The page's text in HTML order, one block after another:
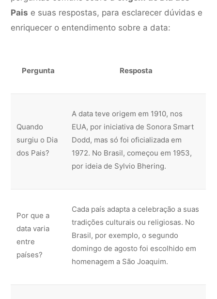
Pais e suas respostas, para esclarecer dúvidas e
enriquecer o entendimento sobre a data:
Pergunta Resposta
Quando
surgiu o Dia
dos Pais?
A data teve origem em 1910, nos
EUA, por iniciativa de Sonora Smart
Dodd, mas só foi oficializada em
1972. No Brasil, começou em 1953,
por ideia de Sylvio Bhering.
Por que a
data varia
entre
países?
Cada país adapta a celebração a suas
tradições culturais ou religiosas. No
Brasil, por exemplo, o segundo
domingo de agosto foi escolhido em
homenagem a São Joaquim.